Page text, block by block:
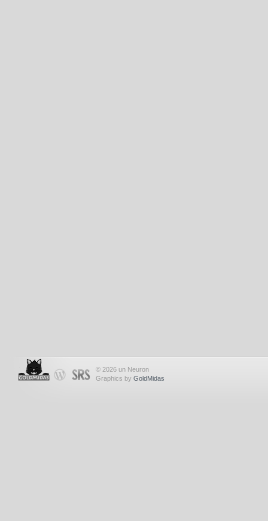
© 2026 un Neuron
Graphics by GoldMidas